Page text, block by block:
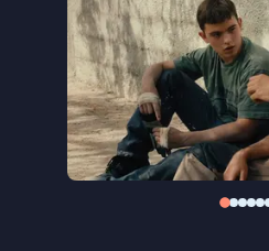
filmgrootheden Jacques
Dardenne.
"Intrigerend coming-of-
Cinema
"Ontroerende
tiener" ★★★★ Trouw
"A heartfelt tale of youth